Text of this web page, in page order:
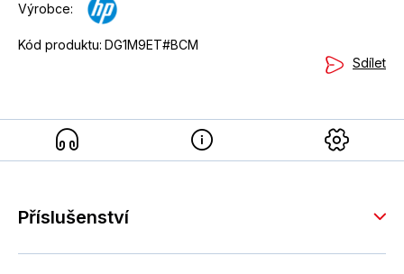
Výrobce:
Kód produktu: DG1M9ET#BCM
Sdílet
Příslušenství